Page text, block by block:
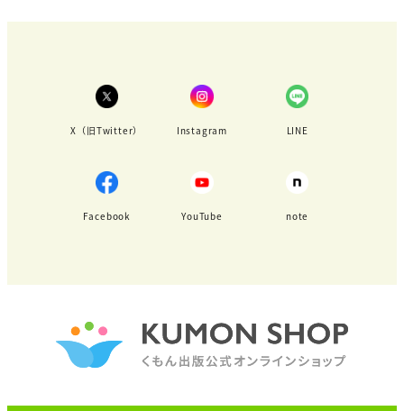
X（旧Twitter） Instagram LINE
Facebook YouTube note